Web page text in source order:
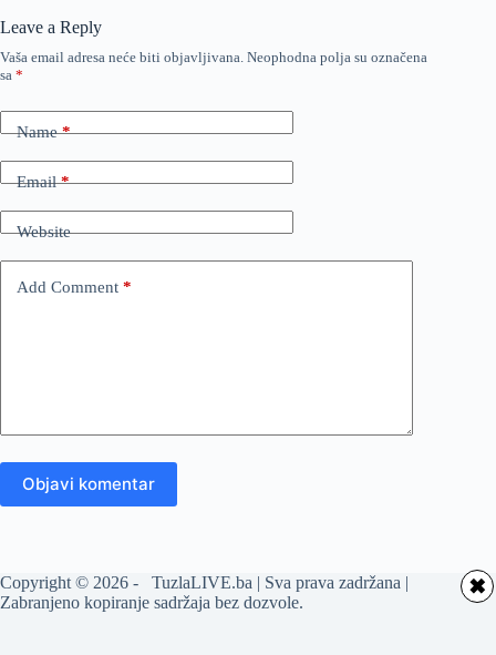
Leave a Reply
Vaša email adresa neće biti objavljivana. Neophodna polja su označena
sa *
Name*
Email*
Website
Add Comment *
Objavi komentar
Copyright © 2026 - TuzlaLIVE.ba | Sva prava zadržana |
Zabranjeno kopiranje sadržaja bez dozvole.
✖